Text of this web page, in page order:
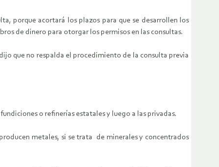
porque acortará los plazos para que se desarrollen los
de dinero para otorgar los permisos en las consultas.
que no respalda el procedimiento de la consulta previa
o refinerías estatales y luego a las privadas.
metales, si se trata de minerales y concentrados